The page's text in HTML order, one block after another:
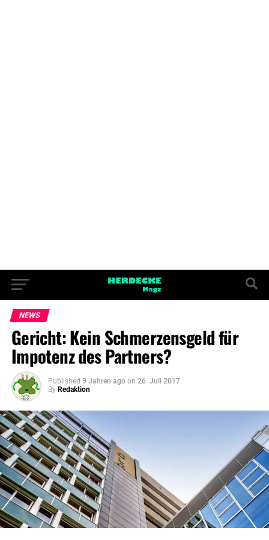
NEWS
Gericht: Kein Schmerzensgeld für
Impotenz des Partners?
Published 9 Jahren ago on 26. Juli 2017
By Redaktion